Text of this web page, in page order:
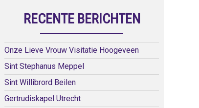
RECENTE BERICHTEN
Onze Lieve Vrouw Visitatie Hoogeveen
Sint Stephanus Meppel
Sint Willibrord Beilen
Gertrudiskapel Utrecht